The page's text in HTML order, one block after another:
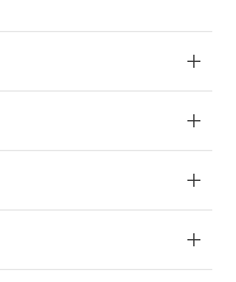
含有を証明す
有を証明する
酸エステル類４
での期間は出
ることから備考
庫切替を完了
とがない限
しておりま